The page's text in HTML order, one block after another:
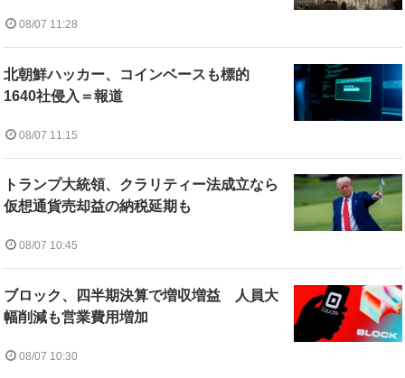
08/07 11:28
北朝鮮ハッカー、コインベースも標的
1640社侵入＝報道
08/07 11:15
トランプ大統領、クラリティー法成立なら
仮想通貨売却益の納税延期も
08/07 10:45
ブロック、四半期決算で増収増益 人員大
幅削減も営業費用増加
08/07 10:30